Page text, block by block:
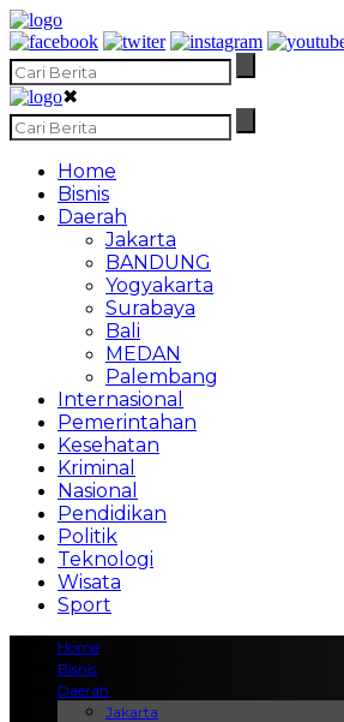
✖
Home
Bisnis
Daerah
Jakarta
BANDUNG
Yogyakarta
Surabaya
Bali
MEDAN
Palembang
Internasional
Pemerintahan
Kesehatan
Kriminal
Nasional
Pendidikan
Politik
Teknologi
Wisata
Sport
Home
Bisnis
Daerah
Jakarta